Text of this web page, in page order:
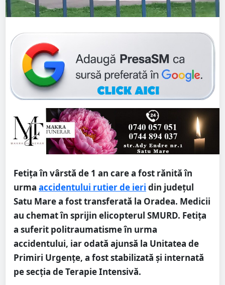
Fetița în vârstă de 1 an care a fost rănită în
urma accidentului rutier de ieri din județul
Satu Mare a fost transferată la Oradea. Medicii
au chemat în sprijin elicopterul SMURD. Fetița
a suferit politraumatisme în urma
accidentului, iar odată ajunsă la Unitatea de
Primiri Urgențe, a fost stabilizată și internată
pe secția de Terapie Intensivă.